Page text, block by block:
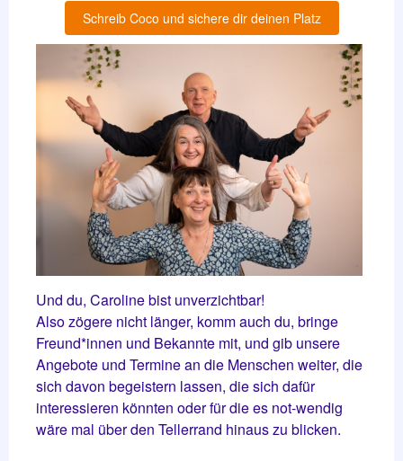
Schreib Coco und sichere dir deinen Platz
Und du, Caroline bist unverzichtbar!
Also zögere nicht länger, komm auch du, bringe
Freund*innen und Bekannte mit, und gib unsere
Angebote und Termine an die Menschen weiter, die
sich davon begeistern lassen, die sich dafür
interessieren könnten oder für die es not-wendig
wäre mal über den Tellerrand hinaus zu blicken.